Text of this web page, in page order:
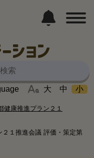
ション
大 中 小
健康推進プラン２１
１推進会議 評価・策定第